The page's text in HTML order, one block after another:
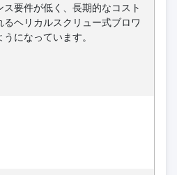
ス要件が低く、長期的なコスト
るヘリカルスクリュー式ブロワ
になっています。